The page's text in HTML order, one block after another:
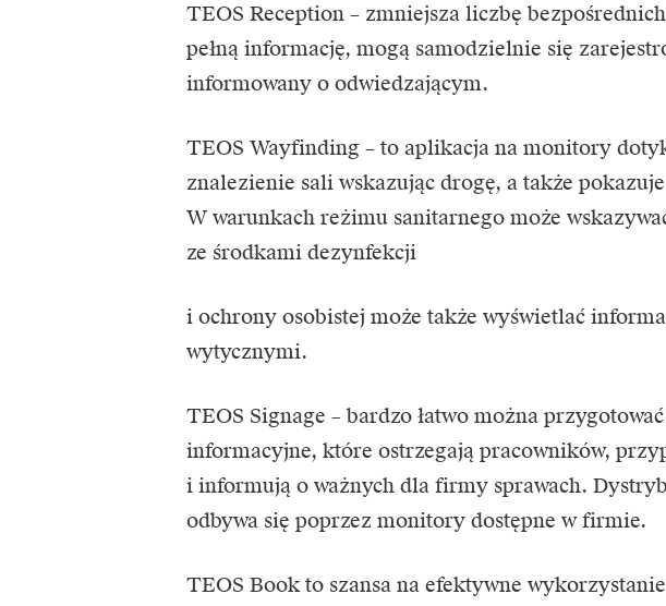
TEOS Reception – zmniejsza liczbę
pełną informację, mogą samodzielnie się
informowany o odwiedzającym.
TEOS Wayfinding – to aplikacja na monitory
znalezienie sali wskazując drogę, a także
W warunkach reżimu sanitarnego może
ze środkami dezynfekcji
i ochrony osobistej może także wyświetlać
wytycznymi.
TEOS Signage – bardzo łatwo można
informacyjne, które ostrzegają pracowników,
i informują o ważnych dla firmy sprawach.
odbywa się poprzez monitory dostępne w firmie.
TEOS Book to szansa na efektywne